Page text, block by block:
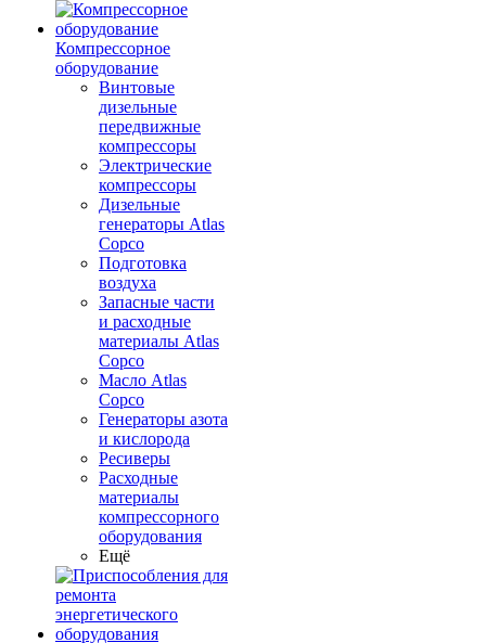
Компрессорное
оборудование
Винтовые
дизельные
передвижные
компрессоры
Электрические
компрессоры
Дизельные
генераторы Atlas
Copco
Подготовка
воздуха
Запасные части
и расходные
материалы Atlas
Copco
Масло Atlas
Copco
Генераторы азота
и кислорода
Ресиверы
Расходные
материалы
компрессорного
оборудования
Ещё